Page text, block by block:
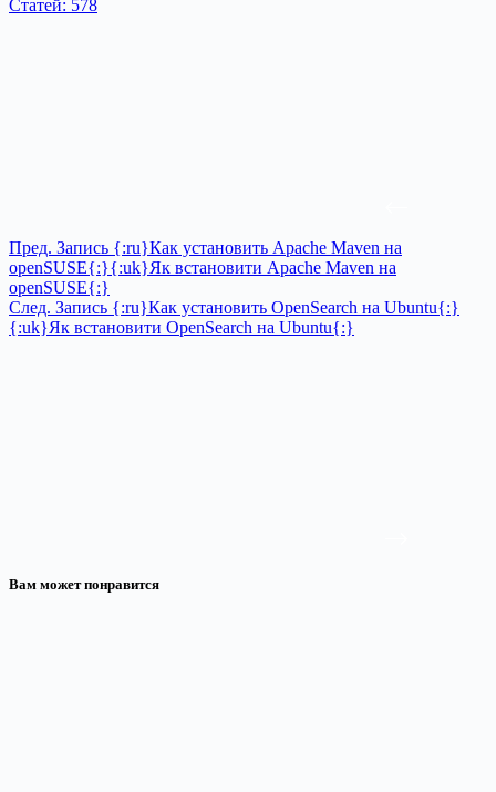
Статей: 578
Пред. Запись {:ru}Как установить Apache Maven на
openSUSE{:}{:uk}Як встановити Apache Maven на
openSUSE{:}
След. Запись {:ru}Как установить OpenSearch на Ubuntu{:}
{:uk}Як встановити OpenSearch на Ubuntu{:}
Вам может понравится